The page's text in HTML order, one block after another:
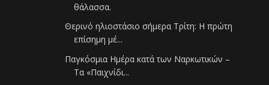
θάλασσα.
Θερινό ηλιοστάσιο σήμερα Τρίτη: Η πρώτη
επίσημη μέ...
Παγκόσμια Ημέρα κατά των Ναρκωτικών –
Τα «Παιχνίδι...